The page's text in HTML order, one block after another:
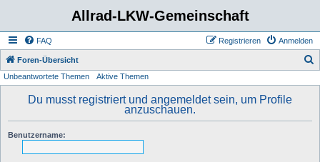
Allrad-LKW-Gemeinschaft
FAQ Anmelden
Registrieren
Foren-Übersicht
Unbeantwortete Themen Aktive Themen
Du musst registriert und angemeldet sein, um Profile
anzuschauen.
Benutzername: